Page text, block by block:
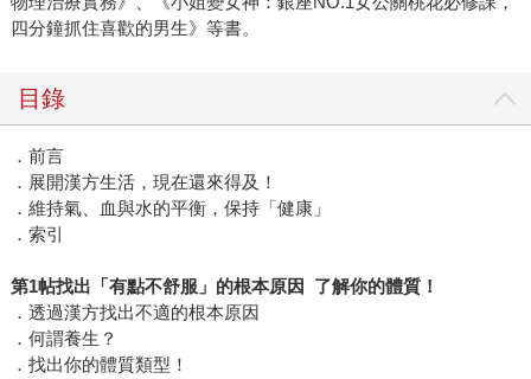
四分鐘抓住喜歡的男生》等書。
目錄
．前言
．展開漢方生活，現在還來得及！
．維持氣、血與水的平衡，保持「健康」
．索引
第1帖找出「有點不舒服」的根本原因 了解你的體質！
．透過漢方找出不適的根本原因
．何謂養生？
．找出你的體質類型！